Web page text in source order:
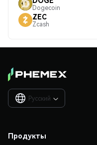
Dogecoin
ZEC
Zcash
Русский 
Продукты